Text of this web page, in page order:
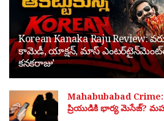
Korean Kanaka Raju Review:
కామెడీ, యాక్షన్, మాస్ ఎంటర్‌టైన్‌మెంట్‌తో
కనకరాజు’
Mahabubabad Crime:
ప్రియుడికి భార్య మెసేజ్?